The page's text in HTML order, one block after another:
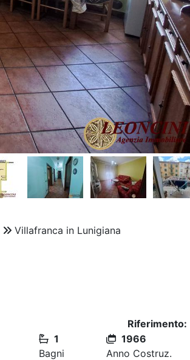
Villafranca in Lunigiana
Riferimento:
1
Bagni
1966
Anno Costruz.